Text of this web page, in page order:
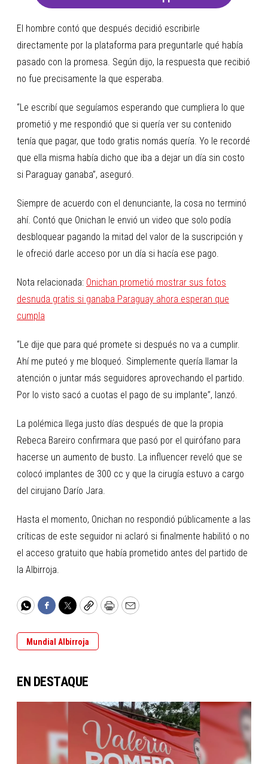
El hombre contó que después decidió escribirle
directamente por la plataforma para preguntarle qué había
pasado con la promesa. Según dijo, la respuesta que recibió
no fue precisamente la que esperaba.
“Le escribí que seguíamos esperando que cumpliera lo que
prometió y me respondió que si quería ver su contenido
tenía que pagar, que todo gratis nomás quería. Yo le recordé
que ella misma había dicho que iba a dejar un día sin costo
si Paraguay ganaba”, aseguró.
Siempre de acuerdo con el denunciante, la cosa no terminó
ahí. Contó que Onichan le envió un video que solo podía
desbloquear pagando la mitad del valor de la suscripción y
le ofreció darle acceso por un día si hacía ese pago.
Nota relacionada: Onichan prometió mostrar sus fotos
desnuda gratis si ganaba Paraguay ahora esperan que
cumpla
“Le dije que para qué promete si después no va a cumplir.
Ahí me puteó y me bloqueó. Simplemente quería llamar la
atención o juntar más seguidores aprovechando el partido.
Por lo visto sacó a cuotas el pago de su implante”, lanzó.
La polémica llega justo días después de que la propia
Rebeca Bareiro confirmara que pasó por el quirófano para
hacerse un aumento de busto. La influencer reveló que se
colocó implantes de 300 cc y que la cirugía estuvo a cargo
del cirujano Darío Jara.
Hasta el momento, Onichan no respondió públicamente a las
críticas de este seguidor ni aclaró si finalmente habilitó o no
el acceso gratuito que había prometido antes del partido de
la Albirroja.
WhatsApp
Facebook
TwitterCopyPrintEmail
Mundial Albirroja
EN DESTAQUE